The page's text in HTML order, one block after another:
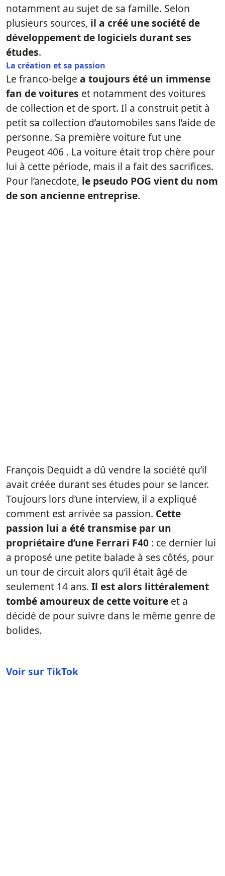
notamment au sujet de sa famille. Selon
plusieurs sources, il a créé une société de
développement de logiciels durant ses
études.
La création et sa passion
Le franco-belge a toujours été un immense
fan de voitures et notamment des voitures
de collection et de sport. Il a construit petit à
petit sa collection d’automobiles sans l’aide de
personne. Sa première voiture fut une
Peugeot 406 . La voiture était trop chère pour
lui à cette période, mais il a fait des sacrifices.
Pour l’anecdote, le pseudo POG vient du nom
de son ancienne entreprise.
François Dequidt a dû vendre la société qu’il
avait créée durant ses études pour se lancer.
Toujours lors d’une interview, il a expliqué
comment est arrivée sa passion. Cette
passion lui a été transmise par un
propriétaire d’une Ferrari F40 : ce dernier lui
a proposé une petite balade à ses côtés, pour
un tour de circuit alors qu’il était âgé de
seulement 14 ans. Il est alors littéralement
tombé amoureux de cette voiture et a
décidé de pour suivre dans le même genre de
bolides.
Voir sur TikTok